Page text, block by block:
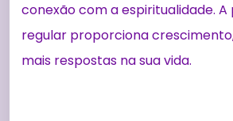
conexão com a espiritualidade.
regular proporciona
mais respostas na sua vida.